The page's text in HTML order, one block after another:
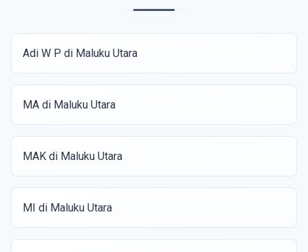
Adi W P di Maluku Utara
MA di Maluku Utara
MAK di Maluku Utara
MI di Maluku Utara